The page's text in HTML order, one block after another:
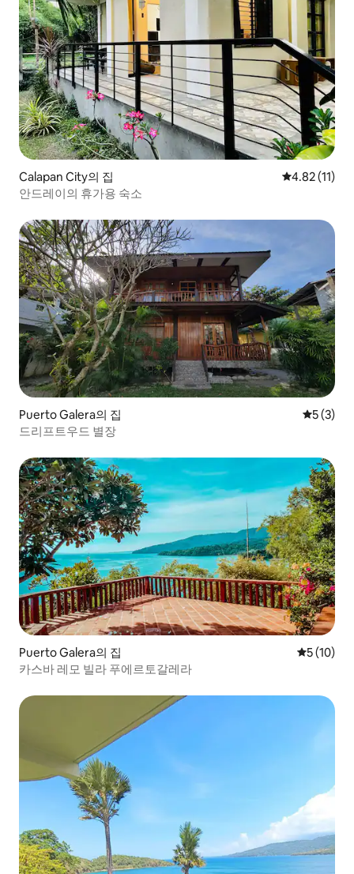
Calapan City의 집 평점 4.82점
4.82 (11)
안드레이의 휴가용 숙소
Puerto Galera의 집 평점 5점
5 (3)
드리프트우드 별장
Puerto Galera의 집 평점 5점
5 (10)
카스바 레모 빌라 푸에르토갈레라